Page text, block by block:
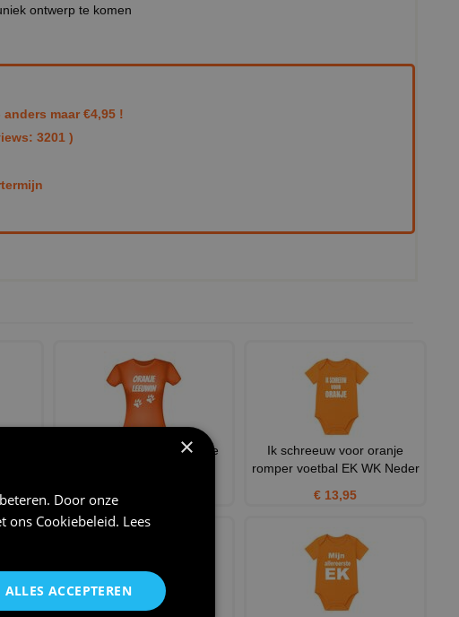
ontwerp te komen
maar €4,95 !
3201 )
oranje leeuwin t-shirt korte
Ik schreeuw voor oranje
romper voetbal EK WK Neder
€ 13,95
×
Door onze
ons Cookiebeleid. Lees
ALLES ACCEPTEREN